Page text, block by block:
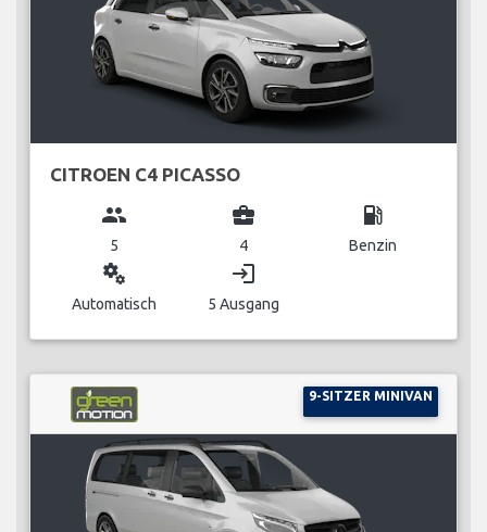
CITROEN C4 PICASSO
group
5
business_center
4
local_gas_station
Benzin
miscellaneous_services
Automatisch
login
5 Ausgang
9-SITZER MINIVAN